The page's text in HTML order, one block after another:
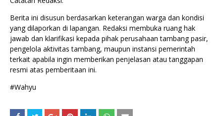
Berita ini disusun berdasarkan keterangan warga dan kondisi
yang dilaporkan di lapangan. Redaksi membuka ruang hak
jawab dan klarifikasi kepada pihak perusahaan tambang pasir,
pengelola aktivitas tambang, maupun instansi pemerintah
terkait apabila ingin memberikan penjelasan atau tanggapan
resmi atas pemberitaan ini.
#Wahyu